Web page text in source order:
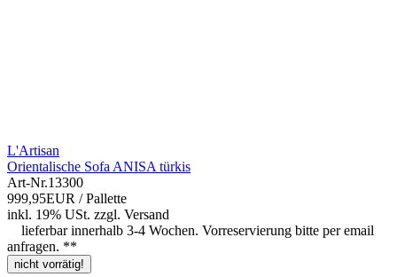
L'Artisan
Orientalische Sofa ANISA türkis
Art-Nr.13300
999,95EUR / Pallette
inkl. 19% USt. zzgl. Versand
lieferbar innerhalb 3-4 Wochen. Vorreservierung bitte per email
anfragen. **
nicht vorrätig!